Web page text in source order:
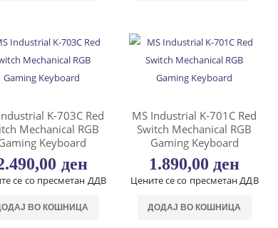
K-703C Red
Mechanical RGB
Keyboard
ден
се со пресметан ДДВ
ВО КОШНИЦА
MS Industrial K-701C Red
Switch Mechanical RGB
Gaming Keyboard
1.890,00 ден
Цените се со пресметан ДДВ
ДОДАЈ ВО КОШНИЦА